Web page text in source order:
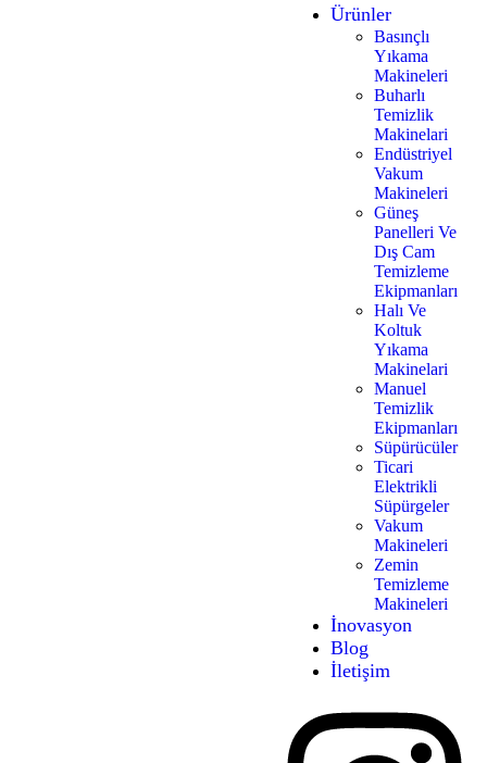
Ürünler
Basınçlı
Yıkama
Makineleri
Buharlı
Temizlik
Makinelari
Endüstriyel
Vakum
Makineleri
Güneş
Panelleri Ve
Dış Cam
Temizleme
Ekipmanları
Halı Ve
Koltuk
Yıkama
Makinelari
Manuel
Temizlik
Ekipmanları
Süpürücüler
Ticari
Elektrikli
Süpürgeler
Vakum
Makineleri
Zemin
Temizleme
Makineleri
İnovasyon
Blog
İletişim